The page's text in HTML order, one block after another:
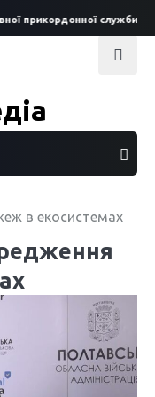
прикордонної служби
в екосистемах